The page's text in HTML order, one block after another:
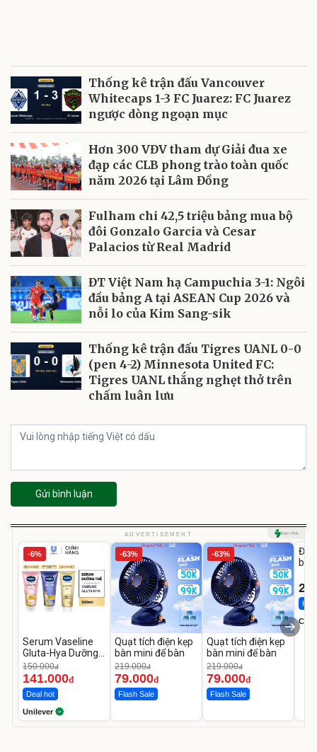
Thống kê trận đấu Vancouver
Whitecaps 1-3 FC Juarez: FC Juarez
ngược dòng ngoạn mục
Hơn 300 VĐV tham dự Giải đua xe
đạp các CLB phong trào toàn quốc
năm 2026 tại Lâm Đồng
Fulham chi 42,5 triệu bảng mua bộ
đôi Gonzalo Garcia và Cesar
Palacios từ Real Madrid
ĐT Việt Nam hạ Campuchia 3-1: Ngôi
đầu bảng A tại ASEAN Cup 2026 và
nỗi lo của Kim Sang-sik
Thống kê trận đấu Tigres UANL 0-0
(pen 4-2) Minnesota United FC:
Tigres UANL thắng nghẹt thở trên
chấm luân lưu
Gửi bình luận
ADVERTISEMENT
-6%
Serum Vaseline
Gluta-Hya Dưỡng
Da Sáng Mịn Sau 7
Ngày
150.000đ
141.000đ
Deal hot
Unilever
-63%
Quạt tích điện kẹp
bàn mini để bàn
219.000đ
79.000đ
Flash Sale
-63%
Quạt tích điện kẹp
bàn mini để bàn
219.000đ
79.000đ
Flash Sale
Đai
bé
Hot